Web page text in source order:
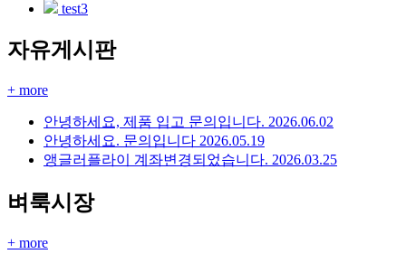
test3
자유게시판
+ more
안녕하세요, 제품 입고 문의입니다. 2026.06.02
안녕하세요. 문의입니다 2026.05.19
앵글러플라이 계좌변경되었습니다. 2026.03.25
벼룩시장
+ more